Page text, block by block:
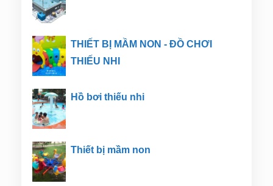
THIẾT BỊ MẦM NON - ĐỒ CHƠI
THIẾU NHI
Hồ bơi thiếu nhi
Thiết bị mầm non